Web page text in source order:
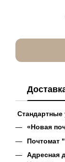
Стандартные
«Новая
Почтомат
Адресная